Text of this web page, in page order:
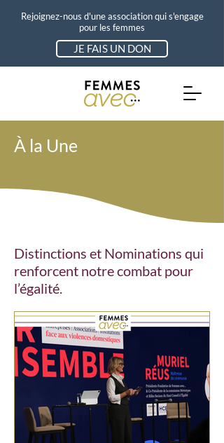
Rejoignez-nous d'une association qui s'engage
pour les femmes
JE FAIS UN DON
À la Une
Distinctions et Nominations qui
renforcent notre combat pour
l’égalité.